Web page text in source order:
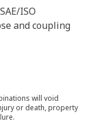
ISO
and coupling
will void
or death, property